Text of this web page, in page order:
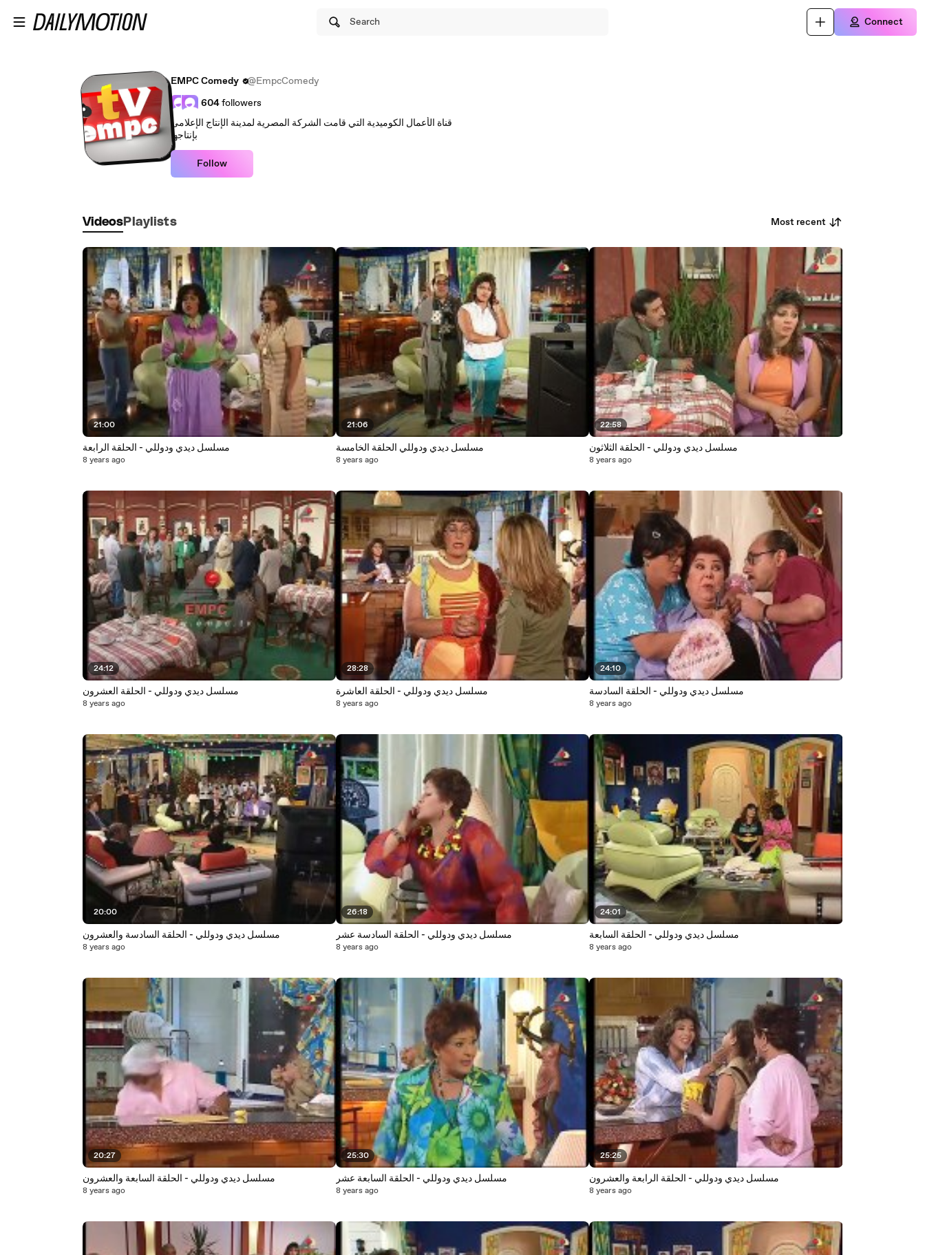
Search Connect
EMPC Comedy
@EmpcComedy
604followers
قناة الأعمال الكوميدية التي قامت الشركة المصرية لمدينة الإنتاج الإعلامى
بإنتاجها
Follow
Videos Playlists Most recent
21:00
مسلسل ديدي ودوللي - الحلقة الرابعة
8 years ago
24:12
مسلسل ديدي ودوللي - الحلقة العشرون
8 years ago
20:00
مسلسل ديدي ودوللي - الحلقة السادسة والعشرون
8 years ago
20:27
مسلسل ديدي ودوللي - الحلقة السابعة والعشرون
8 years ago
21:06
مسلسل ديدي ودوللي الحلقة الخامسة
8 years ago
28:28
مسلسل ديدي ودوللي - الحلقة العاشرة
8 years ago
26:18
مسلسل ديدي ودوللي - الحلقة السادسة عشر
8 years ago
25:30
مسلسل ديدي ودوللي - الحلقة السابعة عشر
8 years ago
22:58
مسلسل ديدي ودوللي - الحلقة الثلاثون
8 years ago
24:10
مسلسل ديدي ودوللي - الحلقة السادسة
8 years ago
24:01
مسلسل ديدي ودوللي - الحلقة السابعة
8 years ago
25:25
مسلسل ديدي ودوللي - الحلقة الرابعة والعشرون
8 years ago